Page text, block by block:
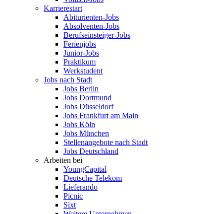
Karrierestart
Abiturienten-Jobs
Absolventen-Jobs
Berufseinsteiger-Jobs
Ferienjobs
Junior-Jobs
Praktikum
Werkstudent
Jobs nach Stadt
Jobs Berlin
Jobs Dortmund
Jobs Düsseldorf
Jobs Frankfurt am Main
Jobs Köln
Jobs München
Stellenangebote nach Stadt
Jobs Deutschland
Arbeiten bei
YoungCapital
Deutsche Telekom
Lieferando
Picnic
Sixt